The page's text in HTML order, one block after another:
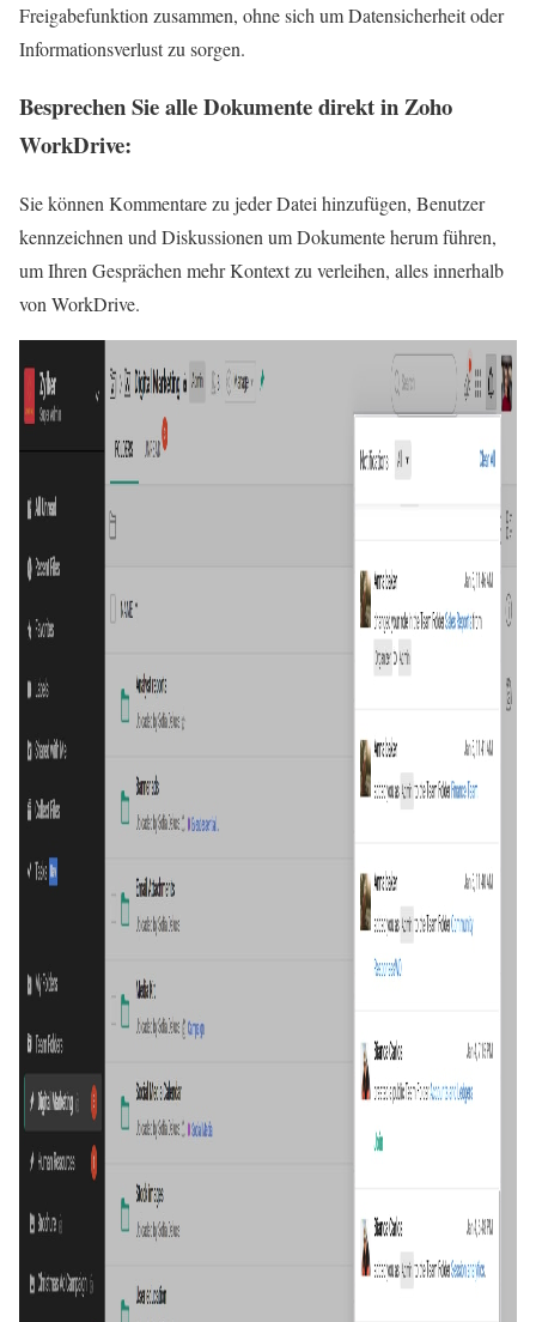
Freigabefunktion zusammen, ohne sich um Datensicherheit oder
Informationsverlust zu sorgen.
Besprechen Sie alle Dokumente direkt in Zoho
WorkDrive:
Sie können Kommentare zu jeder Datei hinzufügen, Benutzer
kennzeichnen und Diskussionen um Dokumente herum führen,
um Ihren Gesprächen mehr Kontext zu verleihen, alles innerhalb
von WorkDrive.